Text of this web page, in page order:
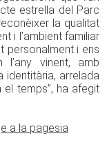
estrella del Parc
la qualitat
i l’ambient familiar
personalment i ens
vinent, amb
identitària, arrelada
temps”, ha afegit
a la pagesia